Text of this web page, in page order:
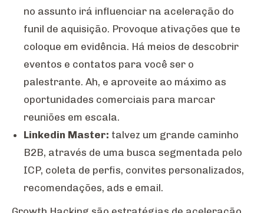
no assunto irá influenciar na aceleração do
funil de aquisição. Provoque ativações que te
coloque em evidência. Há meios de descobrir
eventos e contatos para você ser o
palestrante. Ah, e aproveite ao máximo as
oportunidades comerciais para marcar
reuniões em escala.
Linkedin Master: talvez um grande caminho
B2B, através de uma busca segmentada pelo
ICP, coleta de perfis, convites personalizados,
recomendações, ads e email.